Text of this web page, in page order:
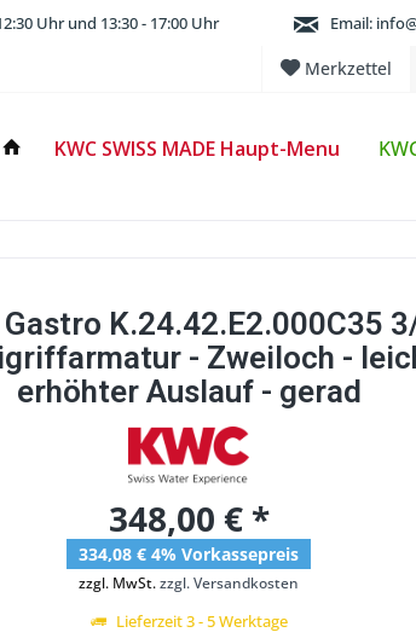
Uhr und 13:30 - 17:00 Uhr Email:
Merkzettel
KWC SWISS MADE Haupt-Menu
Gastro K.24.42.E2.000C35
- Zweiloch -
erhöhter Auslauf - gerad
348,00 € *
334,08 € 4% Vorkassepreis
zzgl. MwSt.zzgl. Versandkosten
Lieferzeit 3 - 5 Werktage